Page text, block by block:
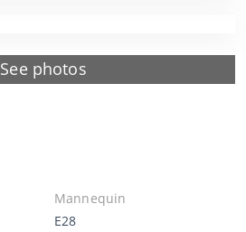
See photos
Mannequin
E28